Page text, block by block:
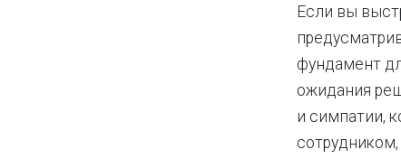
Если вы
фундамент
ожидания
и симпатии,